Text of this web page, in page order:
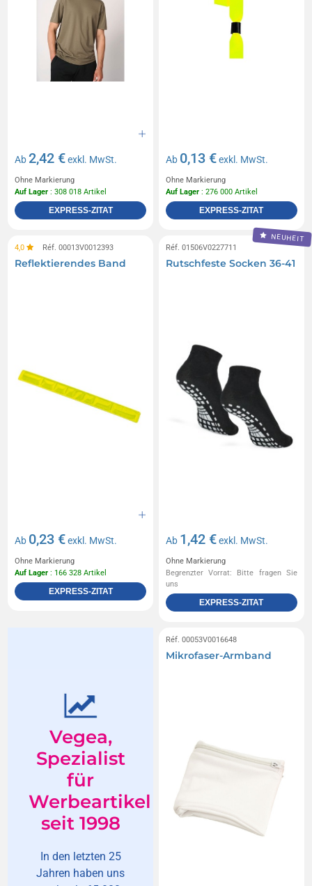
Ab2,42 €exkl. MwSt.
Ohne Markierung
Auf Lager : 308 018 Artikel
EXPRESS-ZITAT
Ab 0,13 €exkl. MwSt.
Ohne Markierung
Auf Lager : 276 000 Artikel
EXPRESS-ZITAT
4,0 Réf. 00013V0012393
Reflektierendes Band
Ab 0,23 €exkl. MwSt.
Ohne Markierung
Auf Lager : 166 328 Artikel
EXPRESS-ZITAT
NEUHEIT
Réf. 01506V0227711
Rutschfeste Socken 36-41
Ab 1,42 €exkl. MwSt.
Ohne Markierung
Begrenzter Vorrat: Bitte fragen Sie
uns
EXPRESS-ZITAT
Vegea,
Spezialist
für
Werbeartikel
seit 1998
In den letzten 25
Jahren haben uns
Réf. 00053V0016648
Mikrofaser-Armband